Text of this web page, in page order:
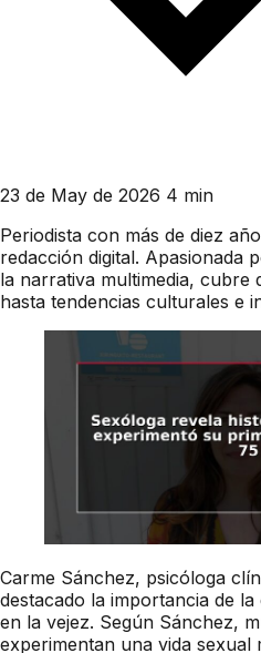
23 de May de 2026 4 min
Periodista con más de diez
redacción digital. Apasionada
la narrativa multimedia, cubre
hasta tendencias culturales e
Carme Sánchez, psicóloga
destacado la importancia de
en la vejez. Según Sánchez,
experimentan una vida